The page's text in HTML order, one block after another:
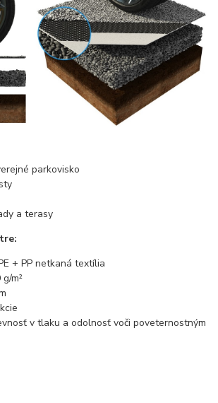
parkovisko
a terasy
+ PP netkaná textília
m²
v tlaku a odolnosť voči poveternostným